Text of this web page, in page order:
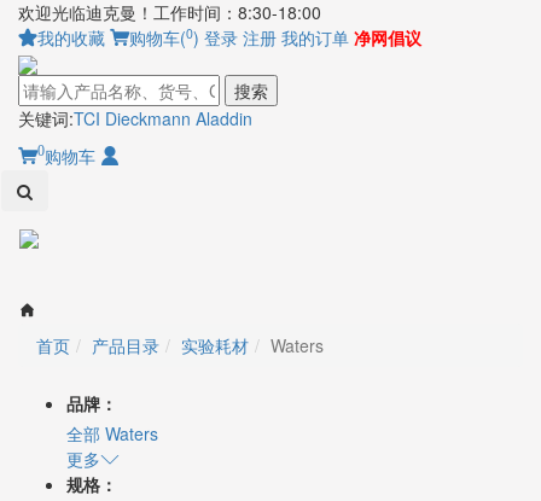
欢迎光临迪克曼！工作时间：8:30-18:00
我的收藏
购物车(0) 登录 注册 我的订单 净网倡议
搜索
关键词:TCI Dieckmann Aladdin
0购物车
首页 产品目录 实验耗材 Waters
品牌：
全部 Waters
更多
规格：